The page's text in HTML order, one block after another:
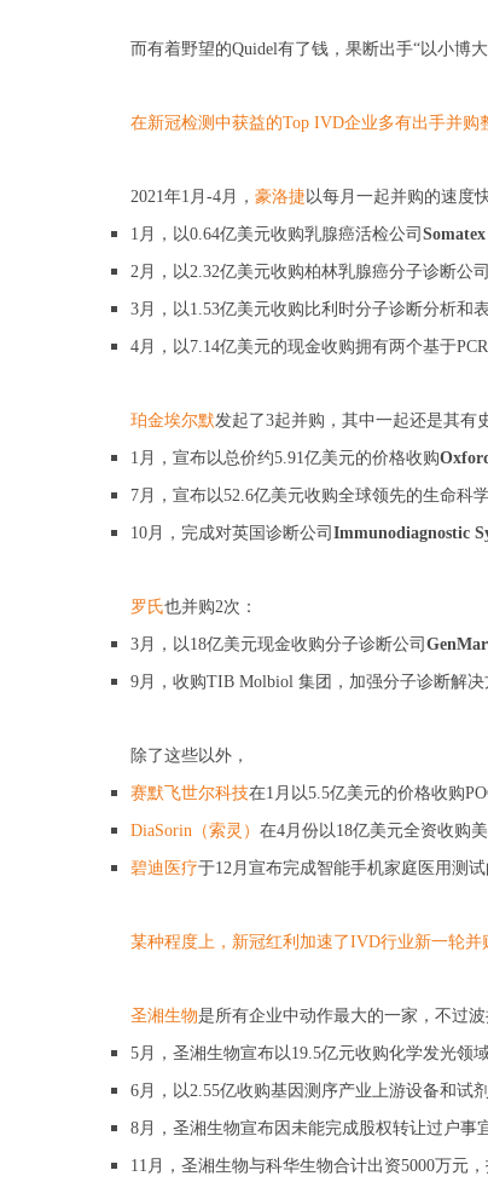
而有着野望的Quidel有了钱，果断出手“以小博
在新冠检测中获益的Top IVD企业多有出手并购
2021年1月-4月， 豪洛捷以每月一起并购的速度
1月，以0.64亿美元收购乳腺癌活检公司 Somatex
2月，以2.32亿美元收购柏林乳腺癌分子诊断公司
3月，以1.53亿美元收购比利时分子诊断分析和
4月，以7.14亿美元的现金收购拥有两个基于
珀金埃尔默发起了3起并购，其中一起还是其有
1月，宣布以总价约5.91亿美元的价格收购
7月，宣布以52.6亿美元收购全球领先的生命科
10月，完成对英国诊断公司 Immunodiagnostic
罗氏也并购2次：
3月，以18亿美元现金收购分子诊断公司
9月，收购TIB Molbiol 集团，加强分子诊断解
除了这些以外，
赛默飞世尔科技在1月以5.5亿美元的价格收购
DiaSorin（索灵） 在4月份以18亿美元全资收购
碧迪医疗于12月宣布完成智能手机家庭医用测
某种程度上，新冠红利加速了IVD行业新一轮并
圣湘生物是所有企业中动作最大的一家，不过波
5月，圣湘生物宣布以19.5亿元收购化学发光领
6月，以2.55亿收购基因测序产业上游设备和试
8月，圣湘生物宣布因未能完成股权转让过户事
11月，圣湘生物与科华生物合计出资5000万元